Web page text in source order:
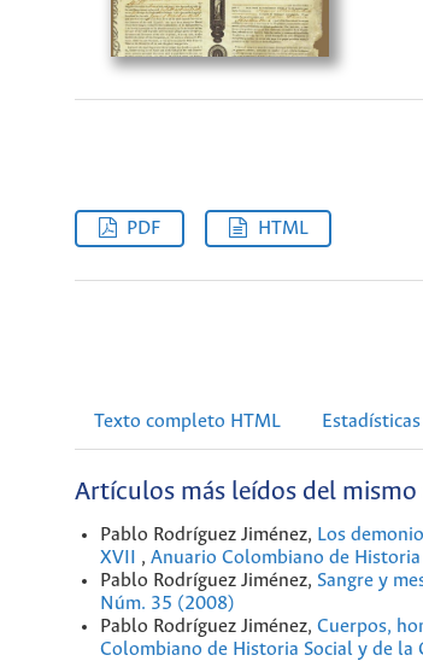
PDF HTML
Texto completo HTML Estadísticas
Artículos más leídos del
Pablo Rodríguez Jiménez, Los
XVII , Anuario Colombiano de
Pablo Rodríguez Jiménez, Sangre y
Núm. 35 (2008)
Pablo Rodríguez Jiménez, Cuerpos,
Colombiano de Historia Social y de